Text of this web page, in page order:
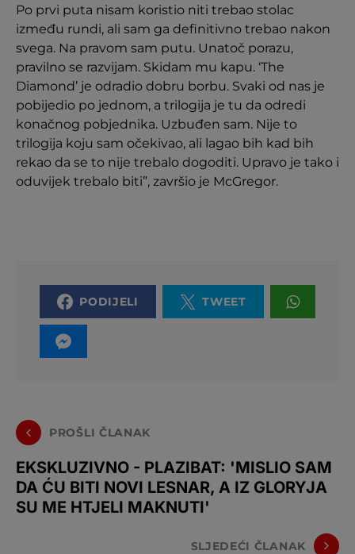
Po prvi puta nisam koristio niti trebao stolac
između rundi, ali sam ga definitivno trebao nakon
svega. Na pravom sam putu. Unatoč porazu,
pravilno se razvijam. Skidam mu kapu. ‘The
Diamond’ je odradio dobru borbu. Svaki od nas je
pobijedio po jednom, a trilogija je tu da odredi
konačnog pobjednika. Uzbuđen sam. Nije to
trilogija koju sam očekivao, ali lagao bih kad bih
rekao da se to nije trebalo dogoditi. Upravo je tako i
oduvijek trebalo biti”, završio je McGregor.
PODIJELI TWEET
PROŠLI ČLANAK
EKSKLUZIVNO - PLAZIBAT: 'MISLIO SAM
DA ĆU BITI NOVI LESNAR, A IZ GLORYJA
SU ME HTJELI MAKNUTI'
SLJEDEĆI ČLANAK